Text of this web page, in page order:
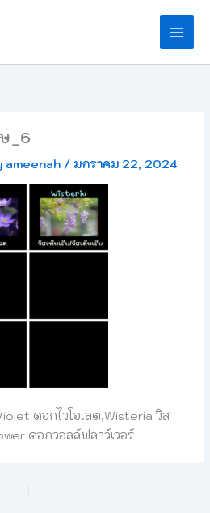
_6
ameenah/ มกราคม 22, 2024
ดอกไวโอเลต,Wisteria วิส
ดอกวอลล์ฟลาว์เวอร์